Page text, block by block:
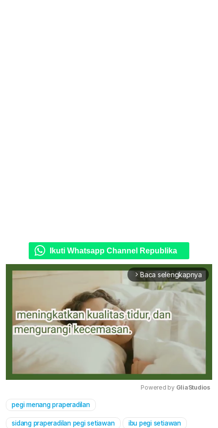
Ikuti Whatsapp Channel Republika
arrow_forward_ios Baca selengkapnya
Powered by GliaStudios
pegi menang praperadilan
sidang praperadilan pegi setiawan ibu pegi setiawan